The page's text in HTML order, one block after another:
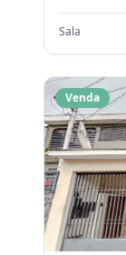
Sala
Venda